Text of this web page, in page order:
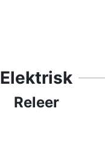
Elektrisk
Releer